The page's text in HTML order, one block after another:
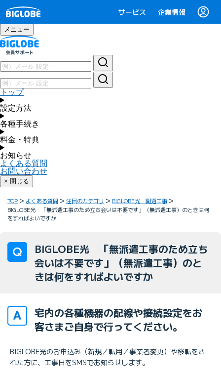
サービス 企業情報
メニュー
トップ
設定方法
各種手続き
料金・特典
お知らせ
よくある質問
お問い合わせ
× 閉じる
TOP よくある質問 注目のカテゴリ
BIGLOBE光 開通工事
BIGLOBE光 「無派遣工事のため立ち会いは不要です」（無派遣工事）のときは何
をすればよいですか
BIGLOBE光 「無派遣工事のため立ち
会いは不要です」（無派遣工事）のと
きは何をすればよいですか
宅内の各種機器の配線や接続設定をお
客さまご自身で行ってください。
BIGLOBE光のお申込み（新規／転用／事業者変更）や移転をさ
れた方に、工事日をSMSでお知らせします。